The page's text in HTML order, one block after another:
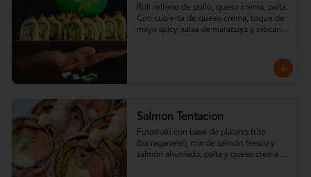
Roll relleno de pollo, queso crema, palta.
Con cubierta de queso crema, toque de
mayo spicy, salsa de maracuya y crocante
Salmon Tentacion
Futomaki con base de plátano frito
(barraganete), mix de salmón fresco y
salmón ahumado, palta y queso crema